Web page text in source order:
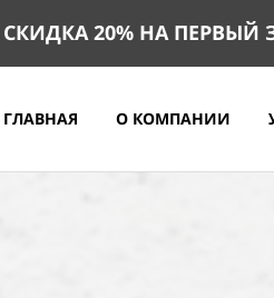
СКИДКА 20% НА ПЕРВЫЙ
ГЛАВНАЯ О КОМПАНИИ